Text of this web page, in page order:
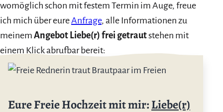
womöglich schon mit festem Termin im Auge, freue
ich mich über eureAnfrage, alle Informationen zu
meinem Angebot Liebe(r) frei getrautstehen mit
einem Klick abrufbar bereit:
Eure Freie Hochzeit mit mir:Liebe(r)